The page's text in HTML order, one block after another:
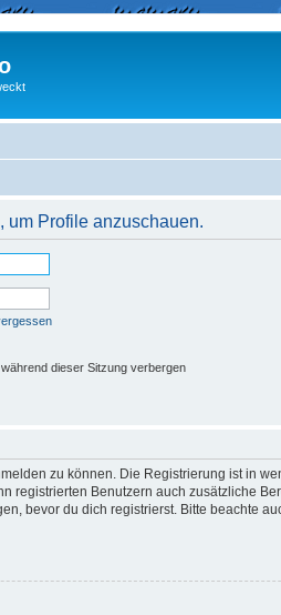
um Profile anzuschauen.
dieser Sitzung verbergen
zu können. Die Registrierung ist in
registrierten Benutzern auch zusätzliche
bevor du dich registrierst. Bitte beachte